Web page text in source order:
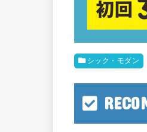
シック・モダン